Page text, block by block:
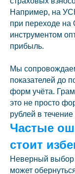
Например, на
при переходе
инструментом
прибыль.
Мы
показателей до
форм учёта.
это не просто
рублей в течение
Частые
стоит
Неверный
может